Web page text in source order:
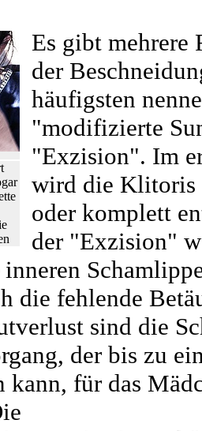
Es gibt mehrere
der
häufigsten
"modifizierte
"Exzision". Im
wird die Klitoris
oder komplett
der "Exzision"
die fehlende
sind die
der bis zu
kann, für das